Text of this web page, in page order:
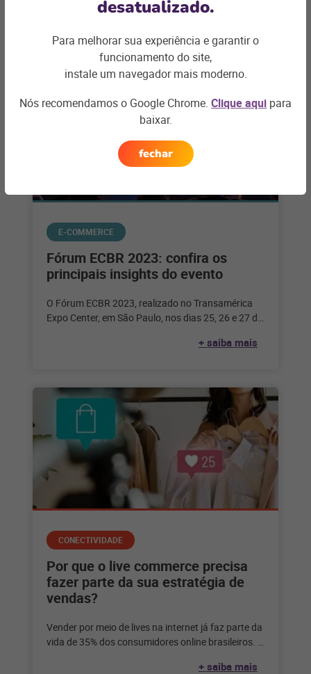
Artigos relacionados
E-COMMERCE
Fórum ECBR 2023: confira os
principais insights do evento
O Fórum ECBR 2023, realizado no Transamérica
Expo Center, em São Paulo, nos dias 25, 26 e 27 de
+ saiba mais
CONECTIVIDADE
Por que o live commerce precisa
fazer parte da sua estratégia de
vendas?
Vender por meio de lives na internet já faz parte da
vida de 35% dos consumidores online brasileiros. E
+ saiba mais
desatualizado.
Para melhorar sua experiência e garantir o
funcionamento do site,
instale um navegador mais moderno.
Nós recomendamos o Google Chrome. Clique aqui para
baixar.
fechar